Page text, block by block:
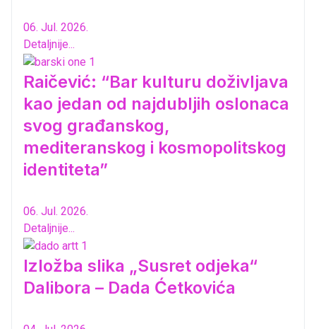
06. Jul. 2026.
Detaljnije...
Raičević: “Bar kulturu doživljava
kao jedan od najdubljih oslonaca
svog građanskog,
mediteranskog i kosmopolitskog
identiteta”
06. Jul. 2026.
Detaljnije...
Izložba slika „Susret odjeka“
Dalibora – Dada Ćetkovića